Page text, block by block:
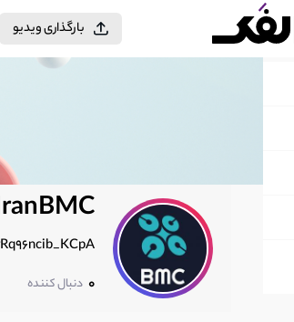
بارگذاری ویدیو
0 دنبال کننده